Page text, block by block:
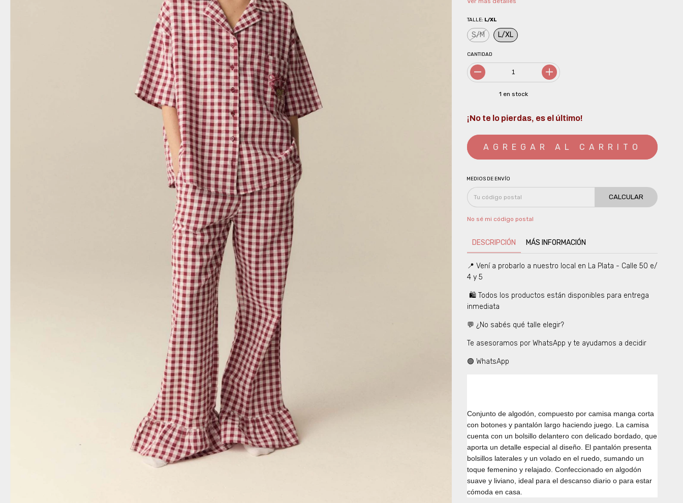
TALLE: L/XL
S/M L/XL
CANTIDAD
1 en stock
¡No te lo pierdas, es el último!
MEDIOS DE ENVÍO
CALCULAR
No sé mi código postal
DESCRIPCIÓN MÁS INFORMACIÓN
📍 Vení a probarlo a nuestro local en La Plata - Calle 50 e/
4 y 5
🛍️ Todos los productos están disponibles para entrega
inmediata
💬 ¿No sabés qué talle elegir?
Te asesoramos por WhatsApp y te ayudamos a decidir
🟢 WhatsApp
Conjunto de algodón, compuesto por camisa manga corta
con botones y pantalón largo haciendo juego. La camisa
cuenta con un bolsillo delantero con delicado bordado, que
aporta un detalle especial al diseño. El pantalón presenta
bolsillos laterales y un volado en el ruedo, sumando un
toque femenino y relajado. Confeccionado en algodón
suave y liviano, ideal para el descanso diario o para estar
cómoda en casa.